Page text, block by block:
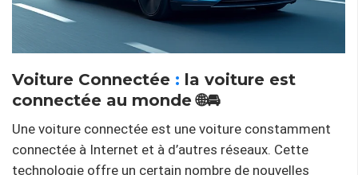
Voiture Connectée : la voiture est
connectée au monde 🌐🚘
Une voiture connectée est une voiture constamment
connectée à Internet et à d’autres réseaux. Cette
technologie offre un certain nombre de nouvelles